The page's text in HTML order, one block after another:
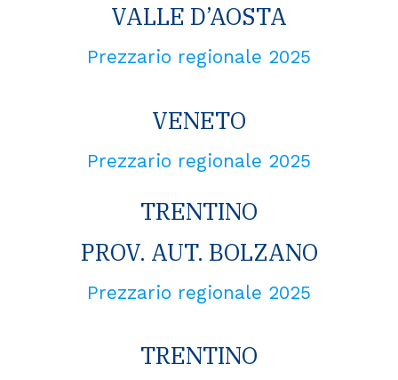
VALLE D’AOSTA
Prezzario regionale 2025
VENETO
Prezzario regionale 2025
TRENTINO
PROV. AUT. BOLZANO
Prezzario regionale 2025
TRENTINO